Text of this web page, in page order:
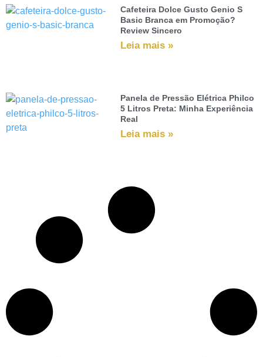
Cafeteira Dolce Gusto Genio S
Basic Branca em Promoção?
Review Sincero
Leia mais »
Panela de Pressão Elétrica Philco
5 Litros Preta: Minha Experiência
Real
Leia mais »